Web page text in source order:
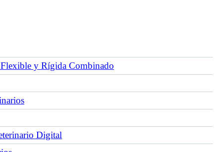
y Rígida Combinado
Digital